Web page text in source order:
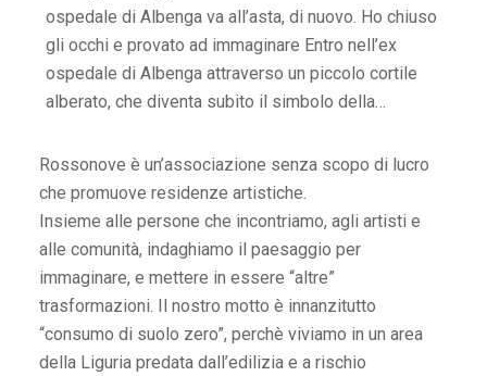
ospedale di Albenga va all’asta, di nuovo. Ho chiuso
gli occhi e provato ad immaginare Entro nell’ex
ospedale di Albenga attraverso un piccolo cortile
alberato, che diventa subito il simbolo della…
Rossonove è un’associazione senza scopo di lucro
che promuove residenze artistiche.
Insieme alle persone che incontriamo, agli artisti e
alle comunità, indaghiamo il paesaggio per
immaginare, e mettere in essere “altre”
trasformazioni. Il nostro motto è innanzitutto
“consumo di suolo zero”, perchè viviamo in un area
della Liguria predata dall’edilizia e a rischio